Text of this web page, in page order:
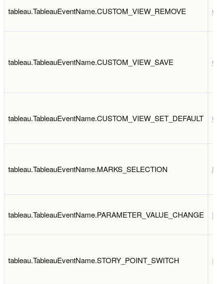
tableau.TableauEventName.CUSTOM_VIEW_REMOVE
tableau.TableauEventName.CUSTOM_VIEW_SAVE
tableau.TableauEventName.CUSTOM_VIEW_SET_DEFAULT
tableau.TableauEventName.MARKS_SELECTION
tableau.TableauEventName.PARAMETER_VALUE_CHANGE
tableau.TableauEventName.STORY_POINT_SWITCH